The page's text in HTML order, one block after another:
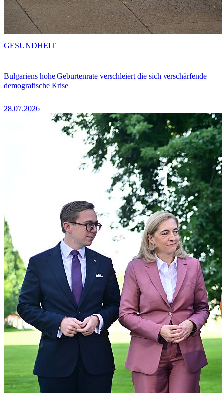
Bulgariens hohe Geburtenrate verschleiert die sich verschärfende
demografische Krise
28.07.2026
GESUNDHEIT